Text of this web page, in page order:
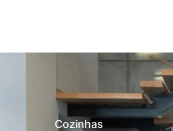
Cozinhas